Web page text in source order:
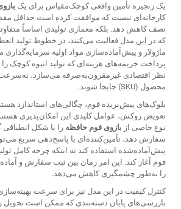
یک زنجیره تأمین واقعی کوچک‌مقیاس برای یک
کارخانه‌ای نیست که موافقت کرده است حداقل
نصف کاهش دهد. بلکه معماری تولیدی اساساً
که در این مدل فعالیت می‌کنند، در خطوط تولید
ماژولار و پیش‌آماده‌سازی مواد اولیه سرمایه‌گذاری
پرداخت جریمه‌های هزینه‌ای که تولید انبوه کوچک
نظر اقتصادی غیرمقرون‌به‌صرفه می‌سازد، به‌سرعت
محصول (SKU) جابجا شوند.
بلوک‌های پیش‌بریده فوم، چگالی‌های استاندارد
تعویض روکش، عوامل کلیدی این امکان‌پذیری
نوع خاصی از بازوی فوم حافظه را با شکل
سفارش دهد، تأمین‌کننده‌ای با پاسخ‌دهی سریع
پیش‌آماده‌شده استفاده کند نه اینکه چرخه کامل
فوم آغاز کند. این امر زمان بین ثبت سفارش و
را به‌طور چشمگیری کاهش می‌دهد.
کنترل کیفیت در این مدل نیز برای سرعت
بازرسی‌های پایان دسته‌بندی که ممکن است تحویل را